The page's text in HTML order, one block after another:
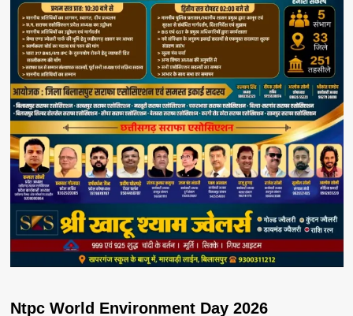
Ntpc World Environment Day 2026